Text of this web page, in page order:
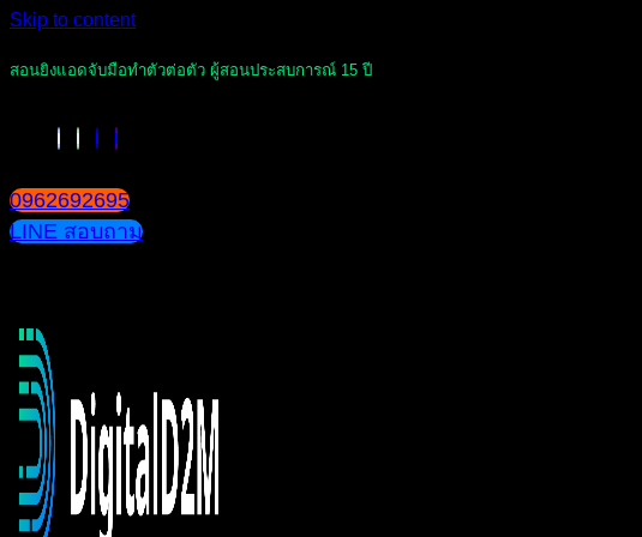
Skip to content
สอนยิงแอดจับมือทำตัวต่อตัว ผู้สอนประสบการณ์ 15 ปี
0962692695
LINE สอบถาม